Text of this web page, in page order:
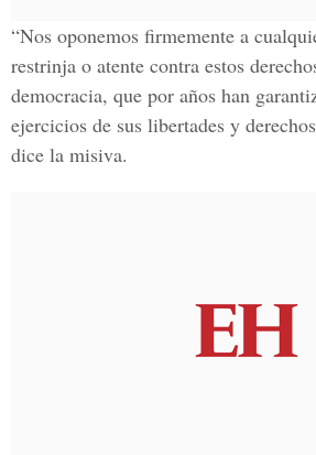
“Nos oponemos firmemente a
restrinja o atente contra estos
democracia, que por años han
ejercicios de sus libertades y
dice la misiva.